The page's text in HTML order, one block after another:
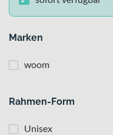
Marken
woom
Rahmen-Form
Unisex